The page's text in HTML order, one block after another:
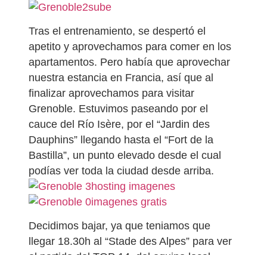
sube
Tras el entrenamiento, se despertó el
apetito y aprovechamos para comer en los
apartamentos. Pero había que aprovechar
nuestra estancia en Francia, así que al
finalizar aprovechamos para visitar
Grenoble. Estuvimos paseando por el
cauce del Río Isère, por el “Jardin des
Dauphins” llegando hasta el “Fort de la
Bastilla”, un punto elevado desde el cual
podías ver toda la ciudad desde arriba.
hosting imagenes
imagenes gratis
Decidimos bajar, ya que teniamos que
llegar 18.30h al “Stade des Alpes” para ver